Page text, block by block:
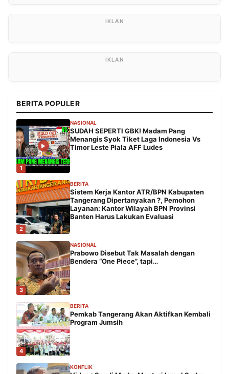
BERITA POPULER
1
NASIONAL
SUDAH SEPERTI GBK! Madam Pang
Menangis Syok Tiket Laga Indonesia Vs
Timor Leste Piala AFF Ludes
2
BERITA
Sistem Kerja Kantor ATR/BPN Kabupaten
Tangerang Dipertanyakan ?, Pemohon
Layanan: Kantor Wilayah BPN Provinsi
Banten Harus Lakukan Evaluasi
3
NASIONAL
Prabowo Disebut Tak Masalah dengan
Bendera “One Piece”, tapi…
4
BERITA
Pemkab Tangerang Akan Aktifkan Kembali
Program Jumsih
KONFLIK